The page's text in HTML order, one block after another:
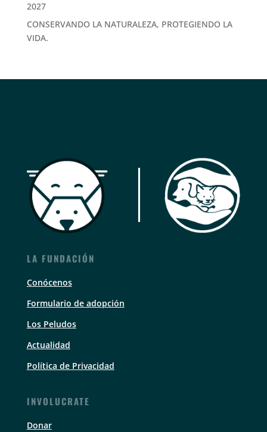
2027
CONSERVANDO LA NATURALEZA, PROTEGIENDO LA
VIDA.
LA FUNDACIÓN
Conócenos
Formulario de adopción
Los Peludos
Actualidad
Política de Privacidad
INVOLUCRATE
Donar